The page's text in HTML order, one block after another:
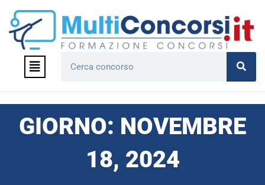
contenuto
Menu
GIORNO: NOVEMBRE
18, 2024